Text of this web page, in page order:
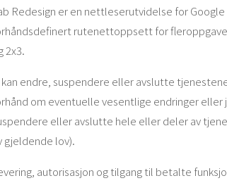
Redesign er en nettleserutvidelse for
rutenettoppsett for
2x3.
kan endre, suspendere eller avslutte
om eventuelle vesentlige endringer
eller avslutte hele eller deler av
gjeldende lov).
autorisasjon og tilgang til betalte